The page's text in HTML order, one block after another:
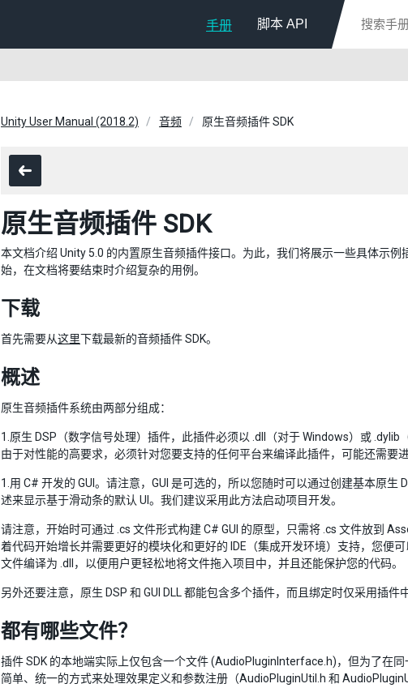
手册 脚本 API
Unity User Manual (2018.2) 音频 原生音频插件 SDK
原生音频插件 SDK
本文档介绍 Unity 5.0 的内置原生音频插件接口。为此，我们将展示一些具体示
始，在文档将要结束时介绍复杂的用例。
下载
首先需要从这里下载最新的音频插件 SDK。
概述
原生音频插件系统由两部分组成：
1.原生 DSP（数字信号处理）插件，此插件必须以 .dll（对于 Windows）或
由于对性能的高要求，必须针对您要支持的任何平台来编译此插件，可能还需要
1.用 C# 开发的 GUI。请注意，GUI 是可选的，所以您随时可以通过创建基本原
述来显示基于滑动条的默认 UI。我们建议采用此方法启动项目开发。
请注意，开始时可通过 .cs 文件形式构建 C# GUI 的原型，只需将 .cs 文件放到
着代码开始增长并需要更好的模块化和更好的 IDE（集成开发环境）支持，您便
文件编译为 .dll，以便用户更轻松地将文件拖入项目中，并且还能保护您的代码。
另外还要注意，原生 DSP 和 GUI DLL 都能包含多个插件，而且绑定时仅采用插件
都有哪些文件？
插件 SDK 的本地端实际上仅包含一个文件 (AudioPluginInterface.h)，但为了在
简单、统一的方式来处理效果定义和参数注册（AudioPluginUtil.h 和